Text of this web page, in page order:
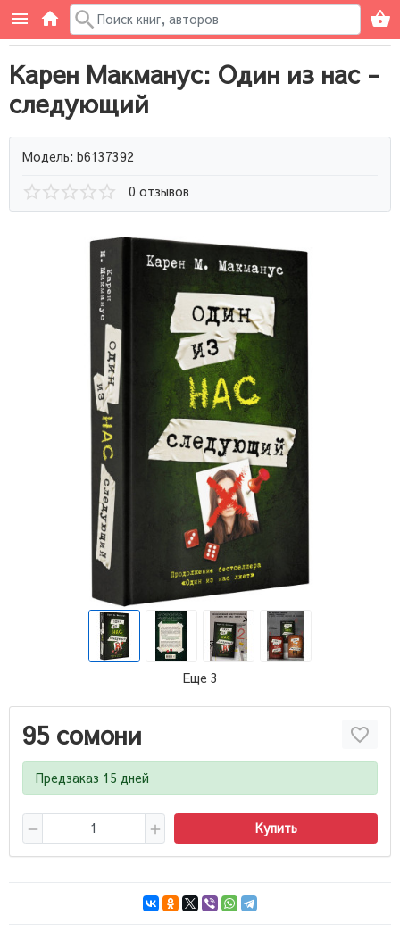
Карен Макманус: Один из нас -
следующий
Модель: b6137392
0 отзывов
Еще 3
95 сомони
Предзаказ 15 дней
Купить